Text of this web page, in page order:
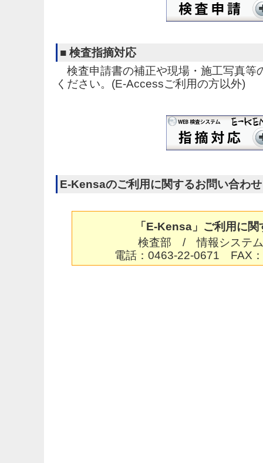
■ 検査指摘対応
検査申請書の補正や現場・施工写真等
ください。(E-Accessご利用の方以外)
E-Kensaのご利用に関するお問い合わせ
「E-Kensa」ご利用に関
検査部 / 情報システ
電話：0463-22-0671 FAX